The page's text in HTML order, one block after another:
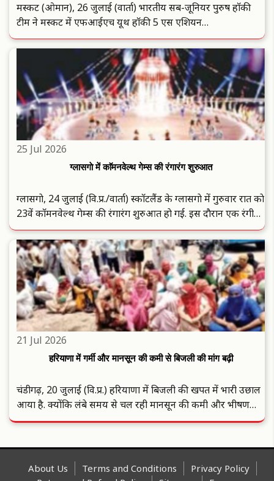
मस्कट (ओमान), 26 जुलाई (वार्ता) भारतीय सब-जूनियर पुरुष हाॅकी
टीम ने मस्कट में एफआईएच यूथ हाॅकी 5 एस एशियन
चैंपियनशिप-2026 के फाइनल में अपने चिर प्रतिद्वंद्वी पाकिस्तान काे 3-
1 से हराकर स्वर्ण पदक अपने नाम किया. हाॅकी इंडिया ने भी नदक
पुरस्कार की ..
25 Jul 2026
ग्लासगाे में काॅमनवेल्थ गेम्स की रंगारंग शुरुआत
ग्लासगाे, 24 जुलाई (वि.प्र./वार्ता) स्काॅटलैंड के ग्लासगाे में गुरुवार रात काे
23वें काॅमनवेल्थ गेम्स की रंगारंग शुरुआत हाे गई. इस दाैरान एक रंगीन
और खास स्काॅटिश ओपनिंग सेरेमनी में अपनी वाइब्रेंट कल्चर दिखाई
दिया. किंग चार्ल्स खखख ने ओव्हीओ हाइड्राे ..
21 Jul 2026
हरियाणा में गर्मी और मानसून की कमी से बिजली की मांग बढ़ी
चंडीगढ़, 20 जुलाई (वि.प्र.) हरियाणा में बिजली की खपत में भारी उछाल
आया है. क्याेंकि लंबे समय से चल रही मानसून की कमी और भीषण
गर्मी के कारण पूरे राज्य में बिजली की मांग बढ़ गई थी। पिछले कुछ दिनाें
About Us Terms and Conditions
Privacy Policy